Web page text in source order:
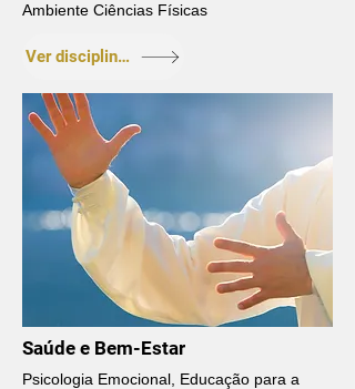
Ambiente Ciências Físicas
Ver disciplinas
Saúde e Bem-Estar
Psicologia Emocional, Educação para a